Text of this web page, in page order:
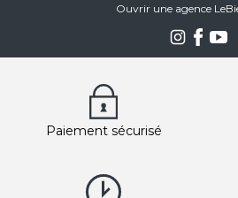
Ouvrir une agence
Paiement sécurisé